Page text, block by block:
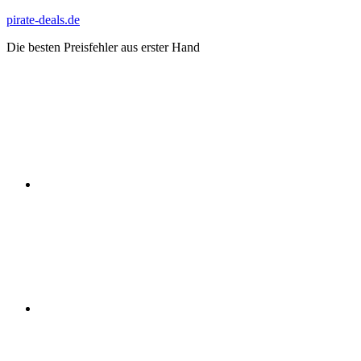
Zum
springen
pirate-deals.de
Die besten Preisfehler aus erster Hand